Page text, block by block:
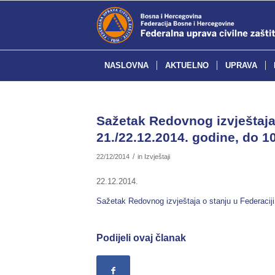
NASLOVNA AKTUELNO UPRAVA
Sažetak Redovnog
21./22.12.2014. godine, do
22/12/2014 / in Izvještaji
22.12.2014.
Sažetak Redovnog izvještaja o stanju u
Podijeli ovaj članak